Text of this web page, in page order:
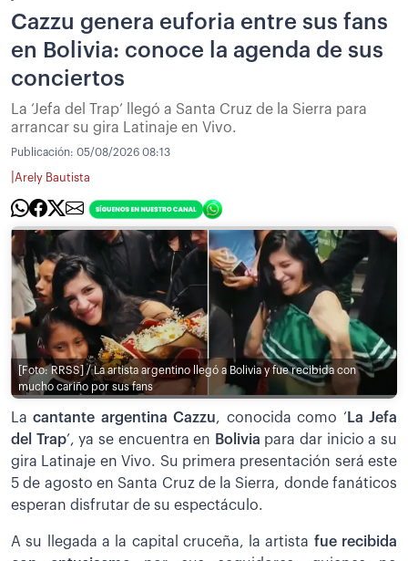
Cazzu genera euforia entre sus fans
en Bolivia: conoce la agenda de sus
conciertos
La ‘Jefa del Trap’ llegó a Santa Cruz de la Sierra para
arrancar su gira Latinaje en Vivo.
Publicación: 05/08/2026 08:13
Arely Bautista
[Foto: RRSS] / La artista argentino llegó a Bolivia y fue recibida con
mucho cariño por sus fans
Lacantante argentina Cazzu, conocida como ‘ La Jefa
del Trap’, ya se encuentra en Bolivia para dar inicio a su
gira Latinaje en Vivo. Su primera presentación será este
5 de agosto en Santa Cruz de la Sierra, donde fanáticos
esperan disfrutar de su espectáculo.
A su llegada a la capital cruceña, la artista fue recibida